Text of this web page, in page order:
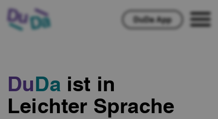
Hauptnavigation
DuDa App
DuDa ist in
Leichter Sprache